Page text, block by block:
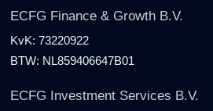
ECFG Finance & Growth B.V.
KvK: 73220922
BTW: NL859406647B01
ECFG Investment Services B.V.